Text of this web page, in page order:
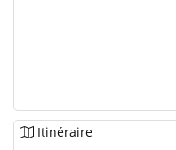
Itinéraire